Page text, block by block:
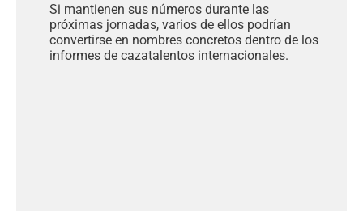
Si mantienen sus números durante las
próximas jornadas, varios de ellos podrían
convertirse en nombres concretos dentro de los
informes de cazatalentos internacionales.